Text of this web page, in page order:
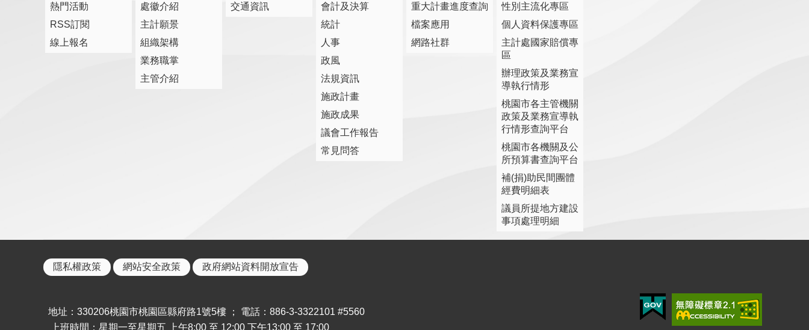
熱門活動
RSS訂閱
線上報名
處徽介紹
主計願景
組織架構
業務職掌
主管介紹
交通資訊
會計及決算
統計
人事
政風
法規資訊
施政計畫
施政成果
議會工作報告
常見問答
重大計畫進度查詢
檔案應用
網路社群
性別主流化專區
個人資料保護專區
主計處國家賠償專
區
辦理政策及業務宣
導執行情形
桃園市各主管機關
政策及業務宣導執
行情形查詢平台
桃園市各機關及公
所預算書查詢平台
補(捐)助民間團體
經費明細表
議員所提地方建設
事項處理明細
隱私權政策 網站安全政策 政府網站資料開放宣告
地址：330206桃園市桃園區縣府路1號5樓 ； 電話：886-3-3322101 #5560
上班時間：星期一至星期五 上午8:00 至 12:00 下午13:00 至 17:00